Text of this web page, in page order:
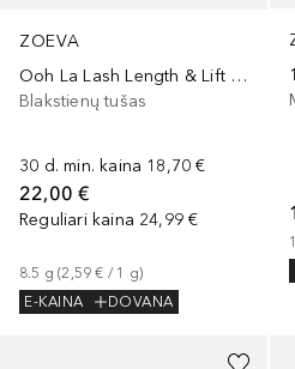
ZOEVA
Ooh La Lash Length & Lift Tubing Mascara
Blakstienų tušas
30 d. min. kaina 18,70 €
22,00 €
Reguliari kaina 24,99 €
8.5 g (2,59 € / 1 g)
E-KAINA
DOVANA
1